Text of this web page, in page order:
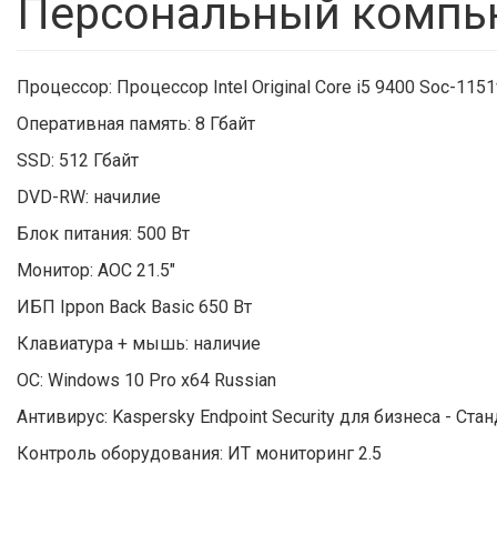
Персональный
Процессор: Процессор Intel Original Core i5 9400 Soc-
Оперативная память: 8 Гбайт
SSD: 512 Гбайт
DVD-RW: начилие
Блок питания: 500 Вт
Монитор: AOC 21.5"
ИБП Ippon Back Basic 650 Вт
Клавиатура + мышь: наличие
ОС: Windows 10 Pro x64 Russian
Антивирус: Kaspersky Endpoint Security для бизнеса -
Контроль оборудования: ИТ мониторинг 2.5